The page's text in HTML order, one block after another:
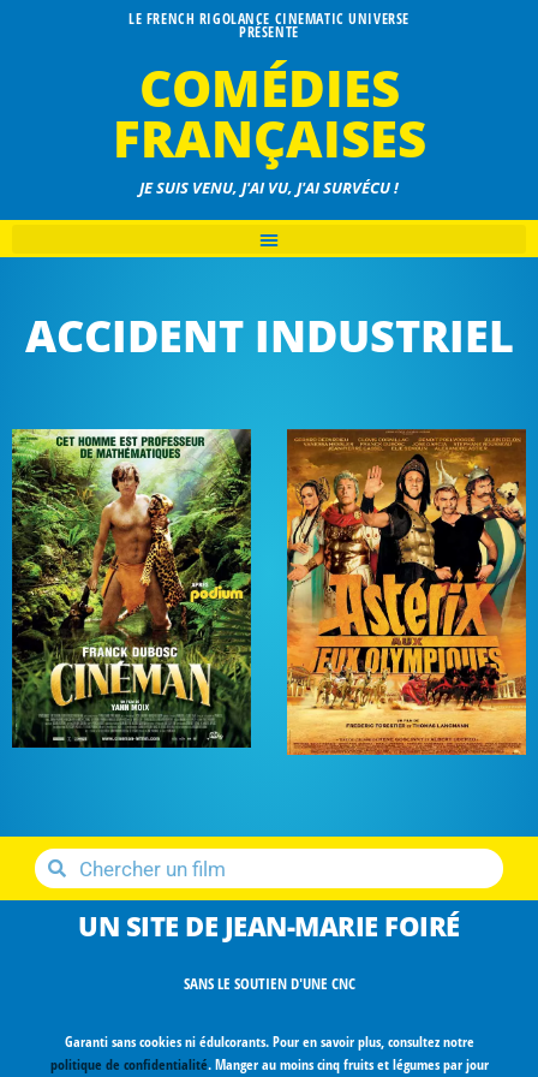
LE FRENCH RIGOLANCE CINEMATIC UNIVERSE
PRÉSENTE
COMÉDIES
FRANÇAISES
JE SUIS VENU, J'AI VU, J'AI SURVÉCU !
ACCIDENT INDUSTRIEL
UN SITE DE JEAN-MARIE FOIRÉ
SANS LE SOUTIEN D'UNE CNC
Garanti sans cookies ni édulcorants. Pour en savoir plus, consultez notre
politique de confidentialité. Manger au moins cinq fruits et légumes par jour